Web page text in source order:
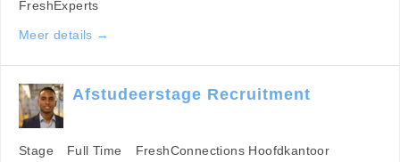
FreshExperts
Meer details
Afstudeerstage Recruitment
Stage Full Time
FreshConnections Hoofdkantoor